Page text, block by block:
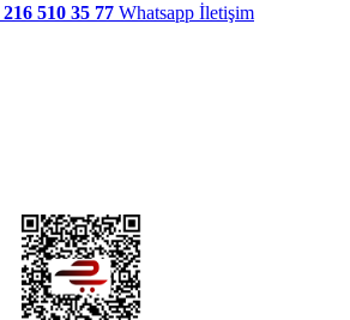
510 35 77 Whatsapp İletişim